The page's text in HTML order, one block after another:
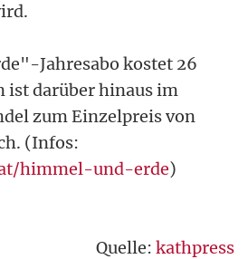
Jahresabo kostet 26
ist darüber hinaus im
zum Einzelpreis von
(Infos:
himmel-und-erde)
Quelle: kathpress